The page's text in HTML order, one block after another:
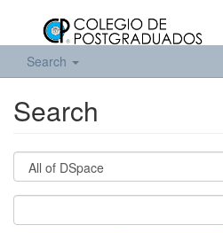
Search
Search